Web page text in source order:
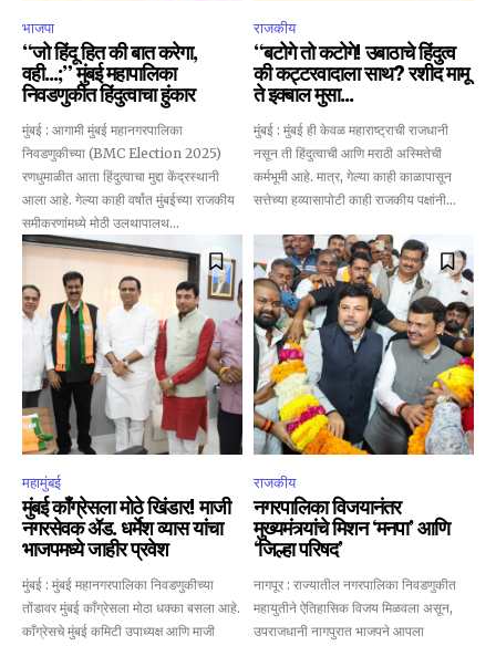
भाजपा
“जो हिंदू हित की बात करेगा,
वही…;” मुंबई महापालिका
निवडणुकीत हिंदुत्वाचा हुंकार
मुंबई : आगामी मुंबई महानगरपालिका
निवडणुकीच्या (BMC Election 2025)
रणधुमाळीत आता हिंदुत्वाचा मुद्दा केंद्रस्थानी
आला आहे. गेल्या काही वर्षांत मुंबईच्या राजकीय
समीकरणांमध्ये मोठी उलथापालथ...
राजकीय
“बटोगे तो कटोगे! उबाठाचे हिंदुत्व
की कट्टरवादाला साथ? रशीद मामू
ते इक्बाल मुसा…
मुंबई : मुंबई ही केवळ महाराष्ट्राची राजधानी
नसून ती हिंदुत्वाची आणि मराठी अस्मितेची
कर्मभूमी आहे. मात्र, गेल्या काही काळापासून
सत्तेच्या हव्यासापोटी काही राजकीय पक्षांनी...
महामुंबई
मुंबई काँग्रेसला मोठे खिंडार! माजी
नगरसेवक ॲड. धर्मेश व्यास यांचा
भाजपमध्ये जाहीर प्रवेश
मुंबई : मुंबई महानगरपालिका निवडणुकीच्या
तोंडावर मुंबई काँग्रेसला मोठा धक्का बसला आहे.
काँग्रेसचे मुंबई कमिटी उपाध्यक्ष आणि माजी
राजकीय
नगरपालिका विजयानंतर
मुख्यमंत्र्यांचे मिशन ‘मनपा’ आणि
‘जिल्हा परिषद’
नागपूर : राज्यातील नगरपालिका निवडणुकीत
महायुतीने ऐतिहासिक विजय मिळवला असून,
उपराजधानी नागपुरात भाजपने आपला